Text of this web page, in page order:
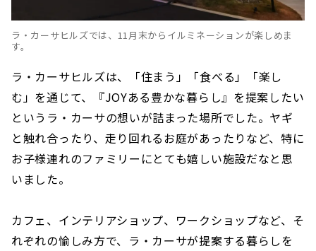
ラ・カーサヒルズでは、11月末からイルミネーションが楽しめま
す。
ラ・カーサヒルズは、「住まう」「食べる」「楽し
む」を通じて、『JOYある豊かな暮らし』を提案したい
というラ・カーサの想いが詰まった場所でした。ヤギ
と触れ合ったり、走り回れるお庭があったりなど、特に
お子様連れのファミリーにとても嬉しい施設だなと思
いました。
カフェ、インテリアショップ、ワークショップなど、そ
れぞれの愉しみ方で、ラ・カーサが提案する暮らしを